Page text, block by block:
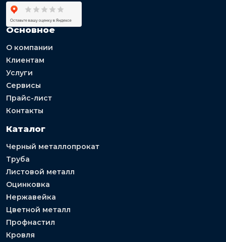
Основное
О компании
Клиентам
Услуги
Сервисы
Прайс-лист
Контакты
Каталог
Черный металлопрокат
Труба
Листовой металл
Оцинковка
Нержавейка
Цветной металл
Профнастил
Кровля